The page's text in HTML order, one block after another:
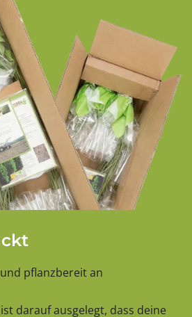
pflanzbereit an
darauf ausgelegt, dass deine